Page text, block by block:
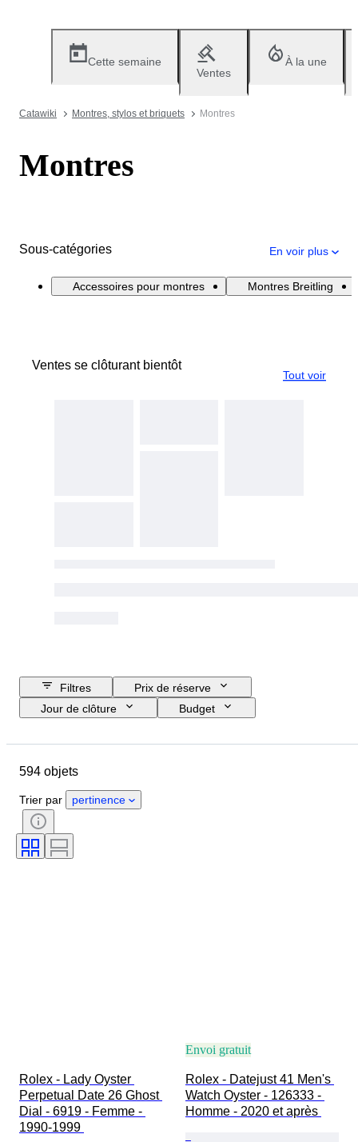
Cette semaine
Ventes
À la une
Catawiki Montres, stylos et briquets Montres
Montres
Sous-catégories En voir plus
Accessoires pour montres Montres Breitling
Ventes se clôturant bientôt
Tout voir
Filtres
Prix de réserve
Jour de clôture
Budget
Longueur du bracelet de montre
Matériau
Époque
Mouvement de montre
Matériau du bracelet de montre
594 objets
Trier par pertinence
Rolex - Lady Oyster
Perpetual Date 26 Ghost
Dial - 6919 - Femme -
1990-1999
Envoi gratuit
Rolex - Datejust 41 Men's
Watch Oyster - 126333 -
Homme - 2020 et après